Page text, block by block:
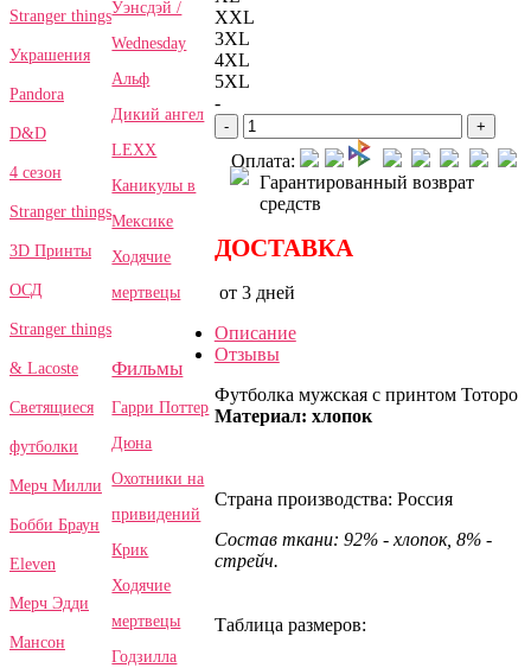
Stranger things
Украшения
Pandora
D&D
4 сезон
Stranger things
3D Принты
ОСД
Stranger things
& Lacoste
Светящиеся
футболки
Мерч Милли
Бобби Браун
Eleven
Мерч Эдди
Мансон
Уэнсдэй /
Wednesday
Альф
Дикий ангел
LEXX
Каникулы в
Мексике
Ходячие
мертвецы
Фильмы
Гарри Поттер
Дюна
Охотники на
привидений
Крик
Ходячие
мертвецы
Годзилла
XXL
3XL
4XL
5XL
-
- +
Оплата:
Гарантированный возврат
средств
ДОСТАВКА
от 3 дней
Описание
Отзывы
Футболка мужская с принтом Тоторо
Материал: хлопок
Страна производства: Россия
Состав ткани: 92% - хлопок, 8% -
стрейч.
Таблица размеров: